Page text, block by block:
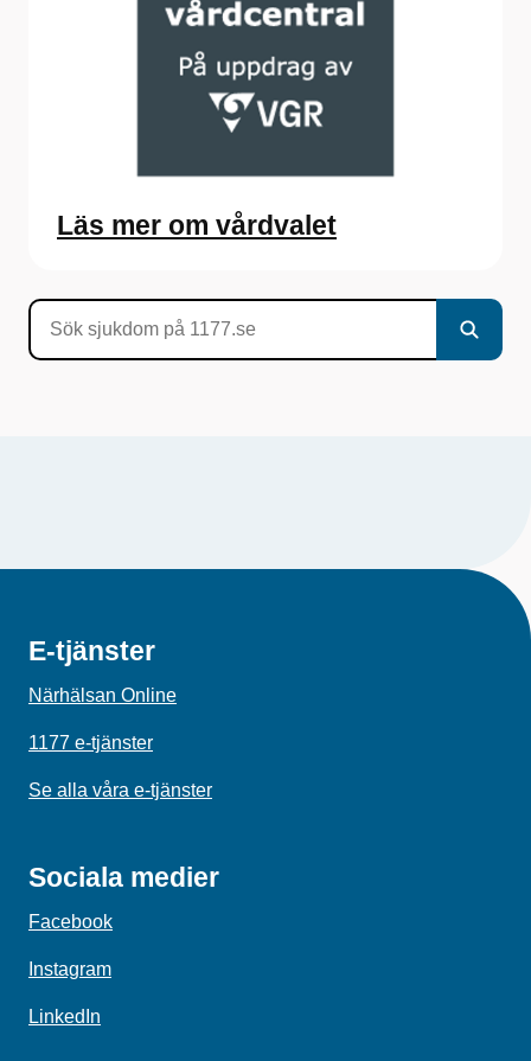
Läs mer om vårdvalet
E-tjänster
Närhälsan Online
1177 e-tjänster
Se alla våra e-tjänster
Sociala medier
Facebook
Instagram
LinkedIn